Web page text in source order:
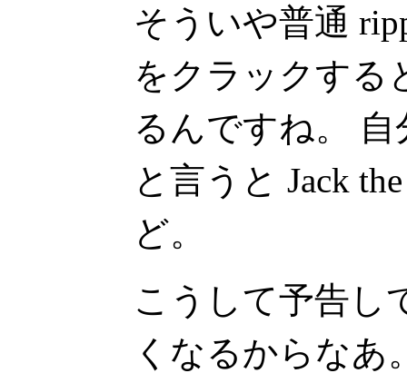
そういや普通
をクラックする
るんですね。
と言うと Jack
ど。
こうして予告し
くなるからなあ